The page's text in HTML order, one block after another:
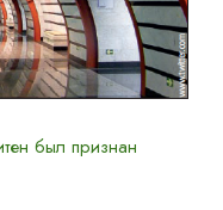
был признан